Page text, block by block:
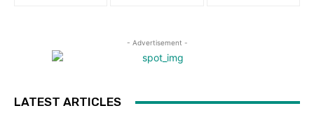
- Advertisement -
LATEST ARTICLES